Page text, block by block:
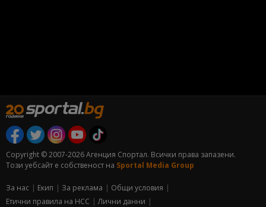
Copyright © 2007-2026 Агенция Спортал. Всички права запазени.
Този уебсайт е собственост на Sportal Media Group
За нас Екип За рекламa
Общи условия
Етични правила на НСС
Лични данни